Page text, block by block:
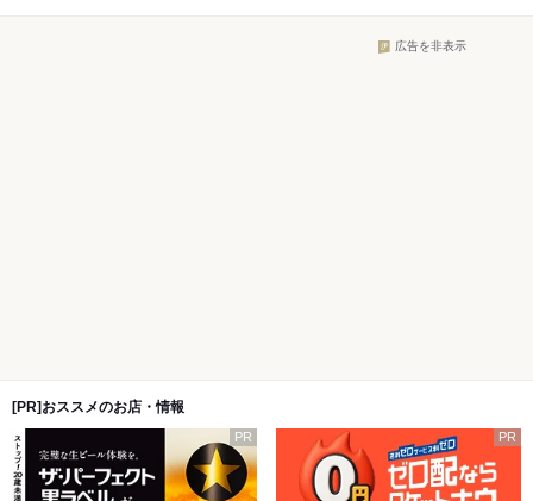
広告を非表示
[PR]おススメのお店・情報
PR PR